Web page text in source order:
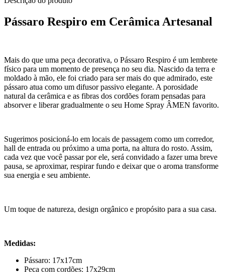
Pássaro Respiro em Cerâmica Artesanal
Mais do que uma peça decorativa, o Pássaro Respiro é um lembrete
físico para um momento de presença no seu dia. Nascido da terra e
moldado à mão, ele foi criado para ser mais do que admirado, este
pássaro atua como um difusor passivo elegante. A porosidade
natural da cerâmica e as fibras dos cordões foram pensadas para
absorver e liberar gradualmente o seu Home Spray ÂMEN favorito.
Sugerimos posicioná-lo em locais de passagem como um corredor,
hall de entrada ou próximo a uma porta, na altura do rosto. Assim,
cada vez que você passar por ele, será convidado a fazer uma breve
pausa, se aproximar, respirar fundo e deixar que o aroma transforme
sua energia e seu ambiente.
Um toque de natureza, design orgânico e propósito para a sua casa.
Medidas:
Pássaro: 17x17cm
Peça com cordões: 17x29cm